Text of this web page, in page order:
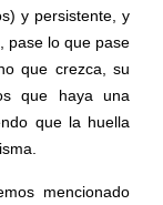
y persistente, y
pase lo que pase
que crezca, su
que haya una
que la huella
mencionado